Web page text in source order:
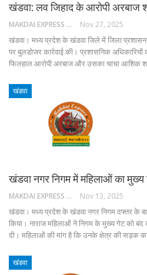
खंडवा: लव जिहाद के आरोपी अरबाज
MAKDAI EXPRESS 24 Nov 27, 2025
खंडवा। मध्य प्रदेश के खंडवा जिले में जिला
पर बुलडोजर कार्रवाई की। प्रशासनिक अधिकारियों
फिलहाल आरोपी अरबाज और उसका चाचा आशिक
खंडवा
खंडवा नगर निगम में महिलाओं का मुख्य
MAKDAI EXPRESS 24 Nov 13, 2025
खंडवा। मध्य प्रदेश के खंडवा नगर निगम दफ्तर के
किया। नाराज महिलाओं ने निगम के मुख्य गेट को बंद
दी। महिलाओं की मांग है कि उनके क्षेत्र की सड़क
खंडवा